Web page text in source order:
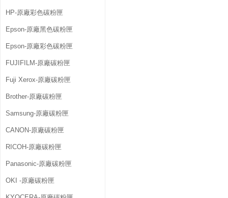
HP-原廠彩色碳粉匣
Epson-原廠黑色碳粉匣
Epson-原廠彩色碳粉匣
FUJIFILM-原廠碳粉匣
Fuji Xerox-原廠碳粉匣
Brother-原廠碳粉匣
Samsung-原廠碳粉匣
CANON-原廠碳粉匣
RICOH-原廠碳粉匣
Panasonic-原廠碳粉匣
OKI -原廠碳粉匣